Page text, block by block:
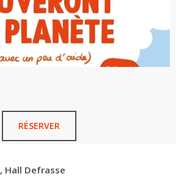
RÉSERVER
Hall Defrasse